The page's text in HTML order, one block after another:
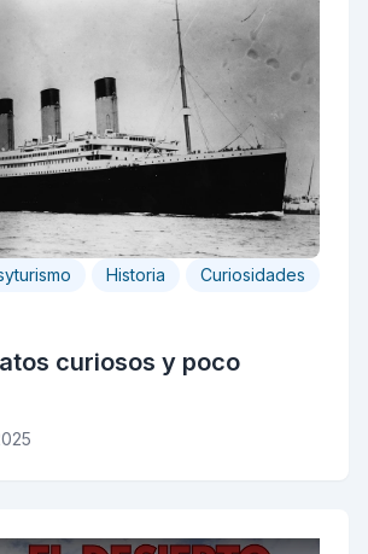
Historia Curiosidades
curiosos y poco